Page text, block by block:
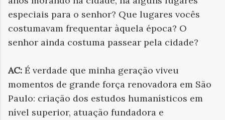
especiais para o senhor? Que lugares vocês
costumavam frequentar àquela época? O
senhor ainda costuma passear pela cidade?
AC: É verdade que minha geração viveu
momentos de grande força renovadora em São
Paulo: criação dos estudos humanísticos em
nível superior, atuação fundadora e